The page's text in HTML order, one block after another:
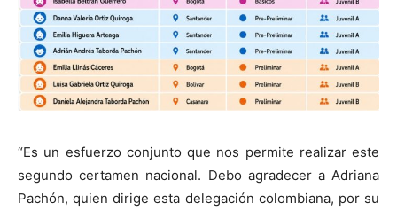
“Es un esfuerzo conjunto que nos permite realizar este
segundo certamen nacional. Debo agradecer a Adriana
Pachón, quien dirige esta delegación colombiana, por su